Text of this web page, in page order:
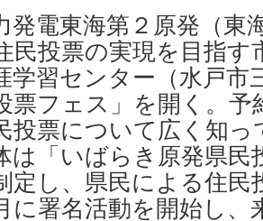
発電東海第２原発（東
民投票の実現を目指す
学習センター（水戸市
票フェス」を開く。
投票について広く知
「いばらき原発県民
定し、県民による住民
に署名活動を開始し、